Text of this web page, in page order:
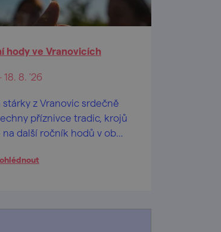
hody ve Vranovicích
8. '26
stárky z Vranovic srdečně
příznivce tradic, krojů
na další ročník hodů v obci